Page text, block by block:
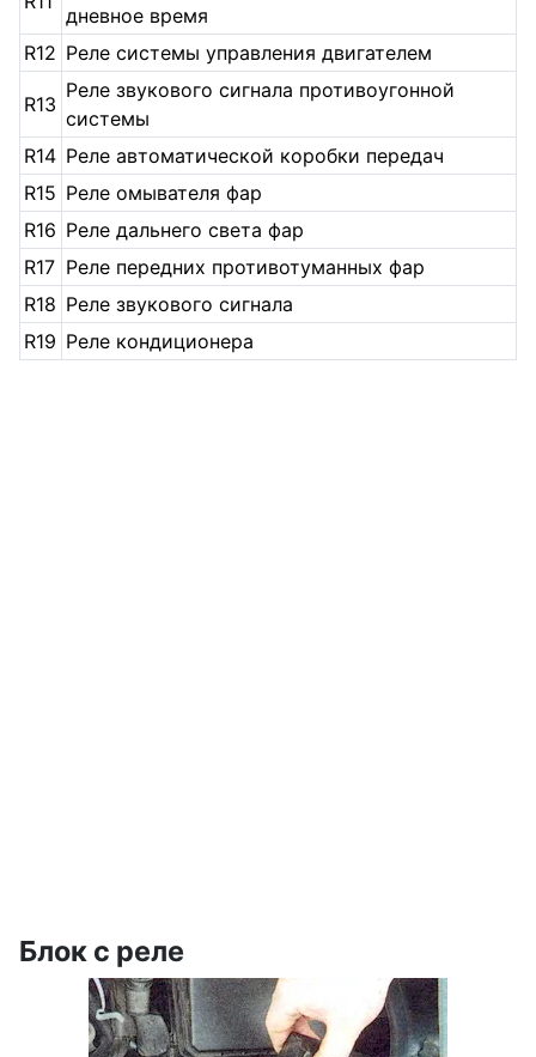
дневное время
R12 Реле системы управления двигателем
R13
Реле звукового сигнала противоугонной
системы
R14 Реле автоматической коробки передач
R15 Реле омывателя фар
R16 Реле дальнего света фар
R17 Реле передних противотуманных фар
R18 Реле звукового сигнала
R19 Реле кондиционера
Блок с реле